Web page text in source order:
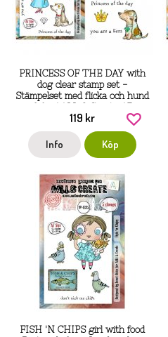
PRINCESS OF THE DAY with
dog clear stamp set -
Stämpelset med flicka och hund
119 kr
Info Köp
FISH 'N CHIPS girl with food